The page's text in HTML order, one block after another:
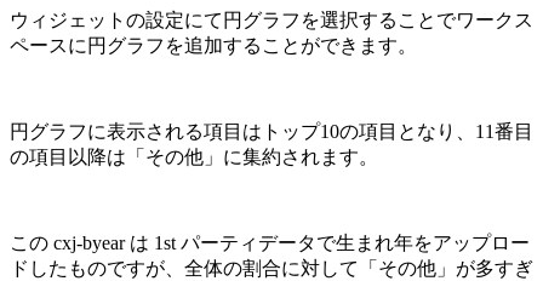
ウィジェットの設定にて円グラフを選択することでワークス
ペースに円グラフを追加することができます。
円グラフに表示される項目はトップ10の項目となり、11番目
の項目以降は「その他」に集約されます。
この cxj-byear は 1st パーティデータで生まれ年をアップロー
ドしたものですが、全体の割合に対して「その他」が多すぎ